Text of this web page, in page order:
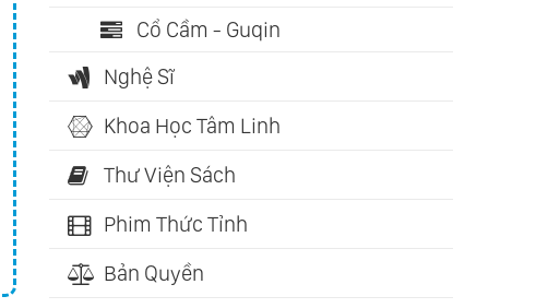
Cổ Cầm - Guqin
Nghệ Sĩ
Khoa Học Tâm Linh
Thư Viện Sách
Phim Thức Tỉnh
Bản Quyền